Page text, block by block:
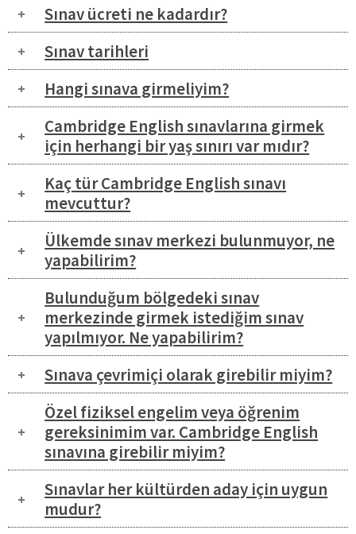
Sınav ücreti ne kadardır?
Sınav tarihleri
Hangi sınava girmeliyim?
Cambridge English sınavlarına girmek
için herhangi bir yaş sınırı var mıdır?
Kaç tür Cambridge English sınavı
mevcuttur?
Ülkemde sınav merkezi bulunmuyor, ne
yapabilirim?
Bulunduğum bölgedeki sınav
merkezinde girmek istediğim sınav
yapılmıyor. Ne yapabilirim?
Sınava çevrimiçi olarak girebilir miyim?
Özel fiziksel engelim veya öğrenim
gereksinimim var. Cambridge English
sınavına girebilir miyim?
Sınavlar her kültürden aday için uygun
mudur?